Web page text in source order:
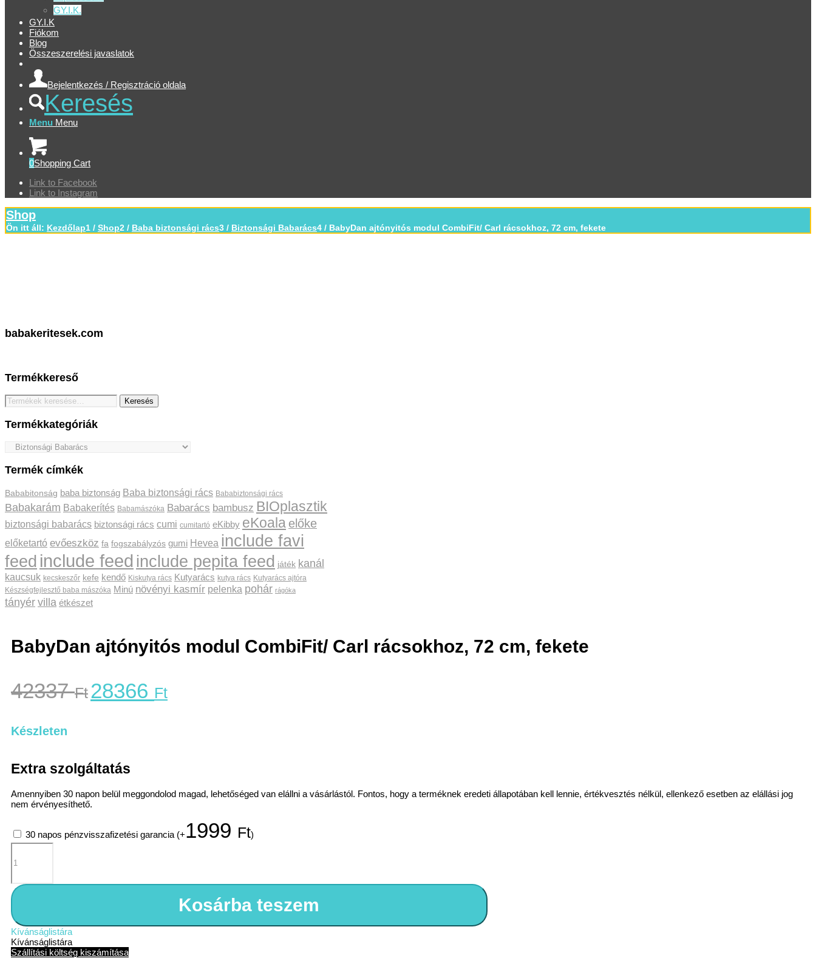
GY.I.K.
GY.I.K
Fiókom
Blog
Összeszerelési javaslatok
Bejelentkezés / Regisztráció oldala
Keresés
Menu Menu
0Shopping Cart
Link to Facebook
Link to Instagram
Shop
Ön itt áll: Kezdőlap1 / Shop2 / Baba biztonsági rács3 / Biztonsági Babarács4 / BabyDan ajtónyitós modul CombiFit/ Carl rácsokhoz, 72 cm, fekete
babakeritesek.com
Termékkereső
Keresés
a
következőre:
Keresés
Termékkategóriák
Termék címkék
Bababitonság baba biztonság Baba biztonsági rács Bababiztonsági rács
Babakarám Babakerítés Babamászóka Babarács bambusz BIOplasztik
biztonsági babarács biztonsági rács cumi cumitartó eKibby eKoala előke
előketartó evőeszköz fa fogszabályzós gumi Hevea include favi
feed include feed include pepita feed játék kanál
kaucsuk kecskeszőr kefe kendő Kiskutya rács Kutyarács kutya rács Kutyarács ajtóra
Készségfejlesztő baba mászóka Minú növényi kasmír pelenka pohár rágóka
tányérvilla étkészet
BabyDan ajtónyitós modul CombiFit/ Carl rácsokhoz, 72 cm, fekete
42337Ft 28366 Ft
Készleten
Extra szolgáltatás
Amennyiben 30 napon belül meggondolod magad, lehetőséged van elállni a vásárlástól. Fontos, hogy a terméknek eredeti állapotában kell lennie, értékvesztés nélkül, ellenkező esetben az elállási jog
nem érvényesíthető.
30 napos pénzvisszafizetési garancia (+1999 Ft)
BabyDan
ajtónyitós
modul
Carl
rácsokhoz,
cm,
fekete
mennyiség
Kosárba teszem
Kívánságlistára
Kívánságlistára
Szállítási költség kiszámítása